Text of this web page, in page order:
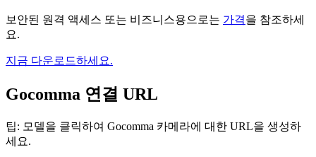
보안된 원격 액세스 또는 비즈니스용으로는 가격을 참조하세
요.
지금 다운로드하세요.
Gocomma 연결 URL
팁: 모델을 클릭하여 Gocomma 카메라에 대한 URL을 생성하
세요.